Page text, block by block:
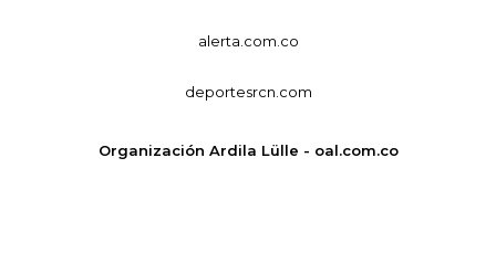
alerta.com.co
deportesrcn.com
Organización Ardila Lülle - oal.com.co